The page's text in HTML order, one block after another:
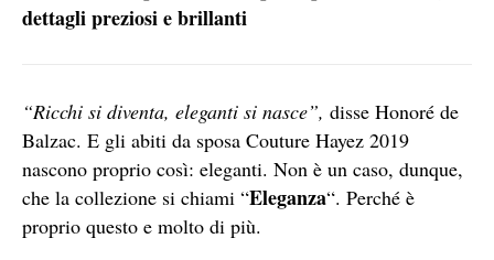
dettagli preziosi e brillanti
“Ricchi si diventa, eleganti si nasce”, disse Honoré de
Balzac. E gli abiti da sposa Couture Hayez 2019
nascono proprio così: eleganti. Non è un caso, dunque,
che la collezione si chiami “Eleganza“. Perché è
proprio questo e molto di più.